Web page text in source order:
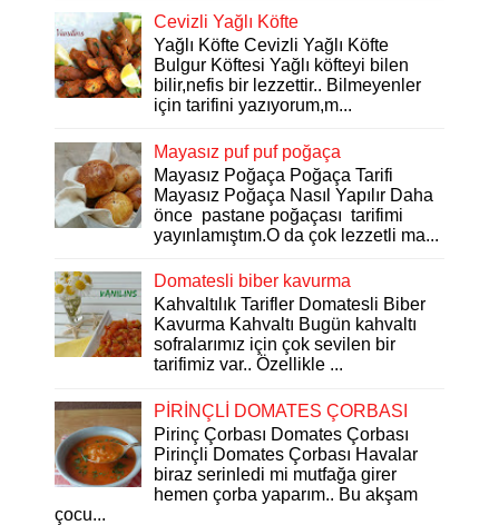
Cevizli Yağlı Köfte
Yağlı Köfte Cevizli Yağlı Köfte
Bulgur Köftesi Yağlı köfteyi bilen
bilir,nefis bir lezzettir.. Bilmeyenler
için tarifini yazıyorum,m...
Mayasız puf puf poğaça
Mayasız Poğaça Poğaça Tarifi
Mayasız Poğaça Nasıl Yapılır Daha
önce pastane poğaçası tarifimi
yayınlamıştım.O da çok lezzetli ma...
Domatesli biber kavurma
Kahvaltılık Tarifler Domatesli Biber
Kavurma Kahvaltı Bugün kahvaltı
sofralarımız için çok sevilen bir
tarifimiz var.. Özellikle ...
PİRİNÇLİ DOMATES ÇORBASI
Pirinç Çorbası Domates Çorbası
Pirinçli Domates Çorbası Havalar
biraz serinledi mi mutfağa girer
hemen çorba yaparım.. Bu akşam
çocu...